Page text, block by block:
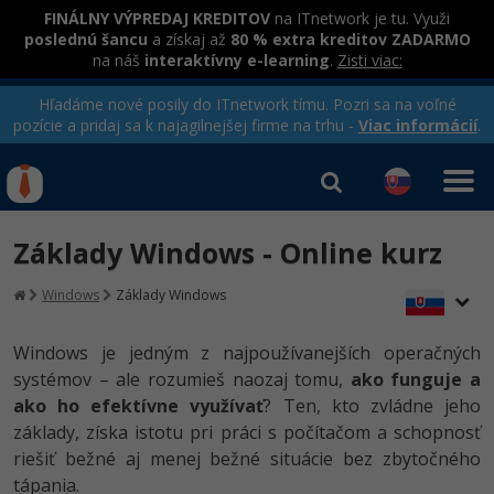
FINÁLNY VÝPREDAJ KREDITOV na ITnetwork je tu. Využi
poslednú šancu a získaj až 80 % extra kreditov ZADARMO
na náš interaktívny e-learning. Zisti viac:
Hľadáme nové posily do ITnetwork tímu. Pozri sa na voľné
pozície a pridaj sa k najagilnejšej firme na trhu - Viac informácií.
Rekvalifikačné kurzy
hradené úradom práce
IT e-learning
Ako začať?
Java -80%
C# .NET -80%
Kurzy e-commerce
Testovanie softvéru
Marketing -30%
Prihlásiť sa| Registrovať
Základy Windows - Online kurz
Windows Základy Windows
Windows je jedným z najpoužívanejších operačných
systémov – ale rozumieš naozaj tomu, ako funguje a
ako ho efektívne využívať? Ten, kto zvládne jeho
základy, získa istotu pri práci s počítačom a schopnosť
riešiť bežné aj menej bežné situácie bez zbytočného
tápania.